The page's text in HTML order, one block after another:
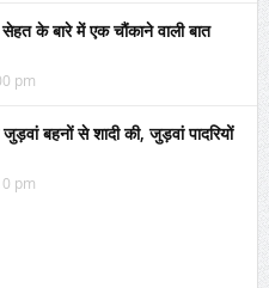
के बारे में एक चौंकाने वाली बात
pm
बहनों से शादी की, जुड़वां पादरियों
pm